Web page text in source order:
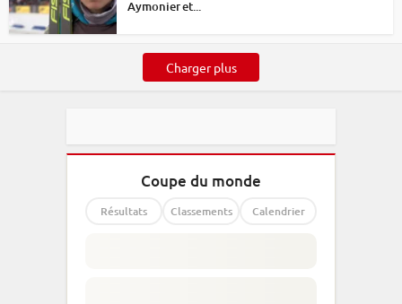
Aymonier et...
Charger plus
Coupe du monde
Résultats Classements Calendrier